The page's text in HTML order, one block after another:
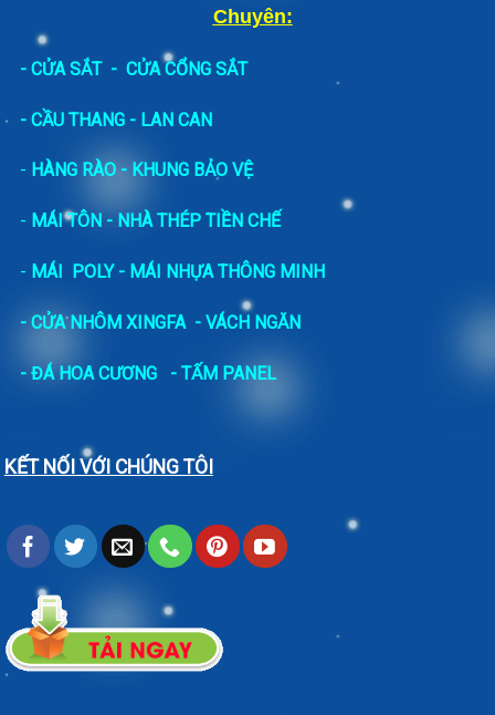
Chuyên:
- CỬA SẮT- CỬA CỔNG SẮT
- CẦU THANG - LAN CAN
- HÀNG RÀO - KHUNG BẢO VỆ
- MÁI TÔN - NHÀ THÉP TIỀN CHẾ
- MÁI POLY - MÁI NHỰA THÔNG MINH
- CỬA NHÔM XINGFA - VÁCH NGĂN
- ĐÁ HOA CƯƠNG - TẤM PANEL
KẾT NỐI VỚI CHÚNG TÔI